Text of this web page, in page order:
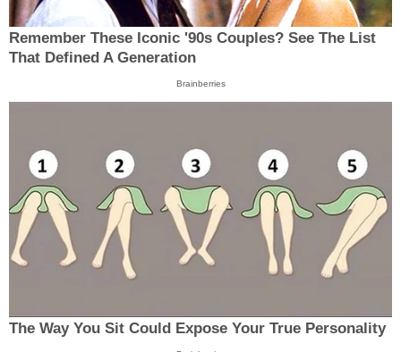
Remember These Iconic '90s Couples? See The List
That Defined A Generation
Brainberries
The Way You Sit Could Expose Your True Personality